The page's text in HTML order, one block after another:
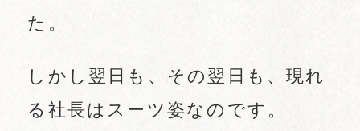
た。
しかし翌日も、その翌日も、現れ
る社長はスーツ姿なのです。